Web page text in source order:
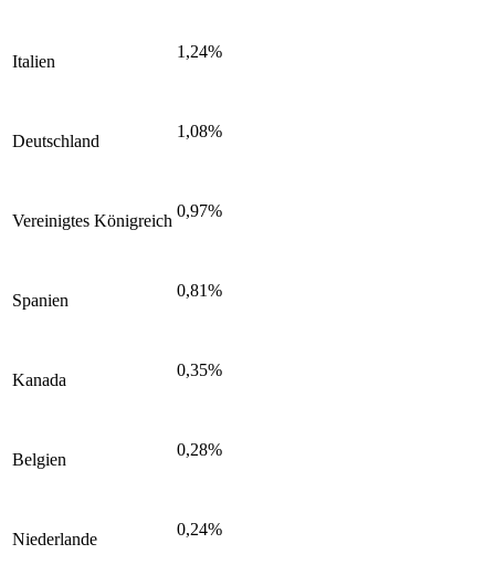
Italien
1,24%
Deutschland
1,08%
Vereinigtes Königreich
0,97%
Spanien
0,81%
Kanada
0,35%
Belgien
0,28%
Niederlande
0,24%